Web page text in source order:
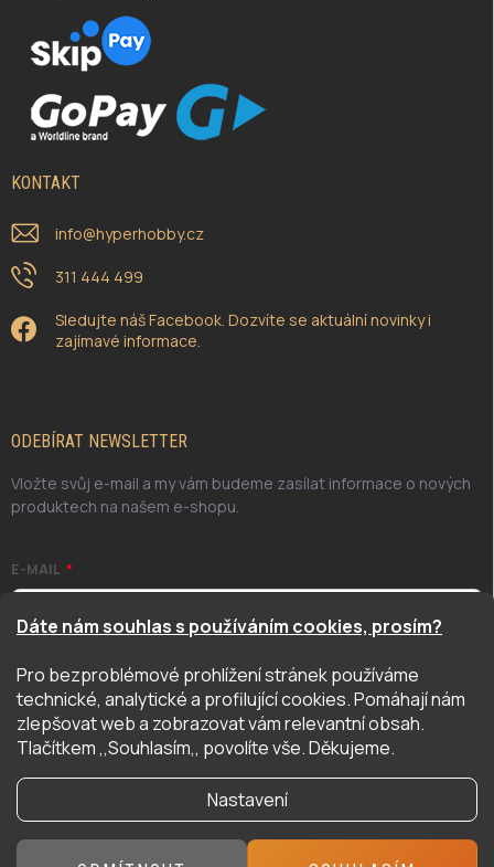
Dáte nám souhlas s používáním cookies, prosím?
Pro bezproblémové prohlížení stránek používáme
technické, analytické a profilující cookies. Pomáhají nám
zlepšovat web a zobrazovat vám relevantní obsah.
Tlačítkem ,,Souhlasím,, povolíte vše. Děkujeme.
Nastavení
KONTAKT
info@hyperhobby.cz
311 444 499
Sledujte náš Facebook. Dozvíte se aktuální novinky i
zajímavé informace.
ODEBÍRAT NEWSLETTER
Vložte svůj e-mail a my vám budeme zasílat informace o nových
produktech na našem e-shopu.
E-MAIL
Odesláním potvrzuji, že jsem se seznámil/a se zásadami
ochrany osobních údajů. Úplné znění naleznetezde
PŘIHLÁSIT SE
Copyright 2026Hyper Hobby . Všechna práva vyhrazena.